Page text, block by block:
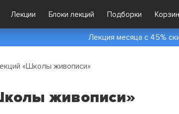
Лекции Блоки лекций Подборки
Лекция месяца с 45%
«Школы живописи»
живописи»